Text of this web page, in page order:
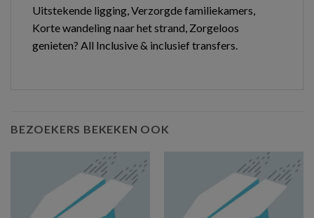
Uitstekende ligging, Verzorgde familiekamers,
Korte wandeling naar het strand, Zorgeloos
genieten? All Inclusive & inclusief transfers.
BEZOEKERS BEKEKEN OOK